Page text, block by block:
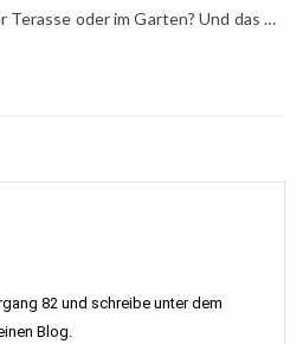
Terasse oder im Garten? Und das …
82 und schreibe unter dem
Blog.